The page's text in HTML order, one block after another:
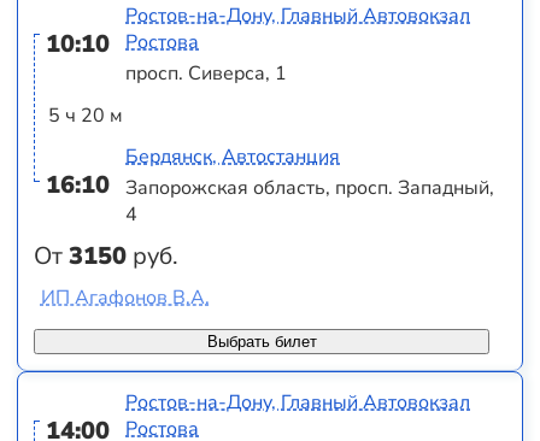
10:10
5 ч 20 м
16:10
От3150 руб.
Ростов-на-Дону, Главный Автовокзал
Ростова
просп. Сиверса, 1
Бердянск, Автостанция
Запорожская область, просп. Западный,
4
Выбрать билет
ИП Агафонов В.А.
14:00
Ростов-на-Дону, Главный Автовокзал
Ростова